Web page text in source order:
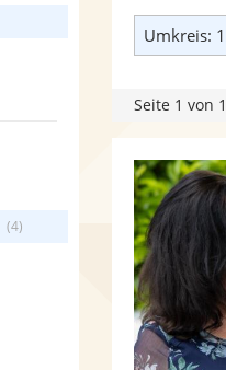
Umkreis:
Seite 1 von 1
(4)